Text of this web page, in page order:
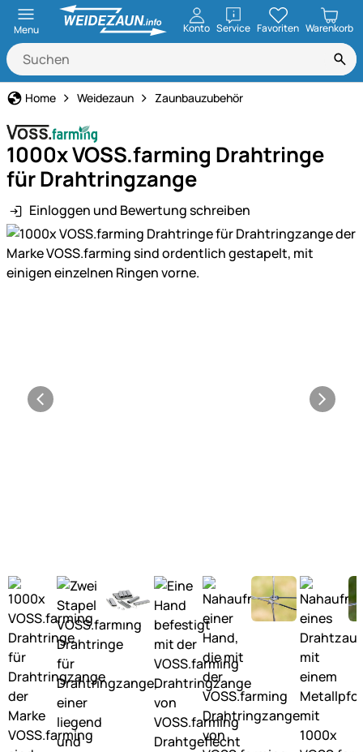
Menu Konto ServiceöffnenFavoriten Warenkorb
Home Weidezaun Zaunbauzubehör
1000x VOSS.farming Drahtringe
für Drahtringzange
Einloggen und Bewertung schreiben
Produktgalerie